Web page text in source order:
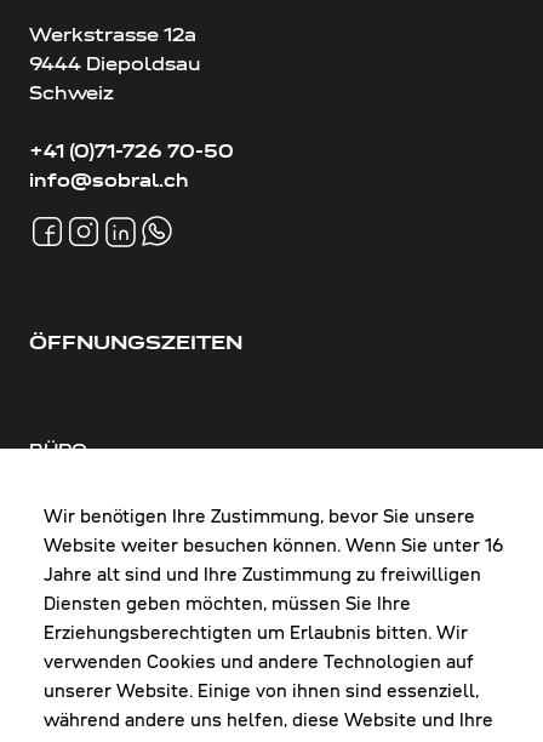
Wir benötigen Ihre Zustimmung, bevor Sie unsere
Website weiter besuchen können. Wenn Sie unter 16
Jahre alt sind und Ihre Zustimmung zu freiwilligen
Diensten geben möchten, müssen Sie Ihre
Erziehungsberechtigten um Erlaubnis bitten. Wir
verwenden Cookies und andere Technologien auf
unserer Website. Einige von ihnen sind essenziell,
während andere uns helfen, diese Website und Ihre
Werkstrasse 12a
9444 Diepoldsau
Schweiz
+41 (0)71-726 70-50
info@sobral.ch
ÖFFNUNGSZEITEN
BÜRO
FR: 8:00-12:00 & 13:00-16:00 Uhr
Shop Diepoldsau
MO-Do: 8:00-12:00 & 13:00-17:30 Uhr
Fr: 8:00-16:00 Uhr
1. Samstag im Monat: 9:00-16:00 Uhr